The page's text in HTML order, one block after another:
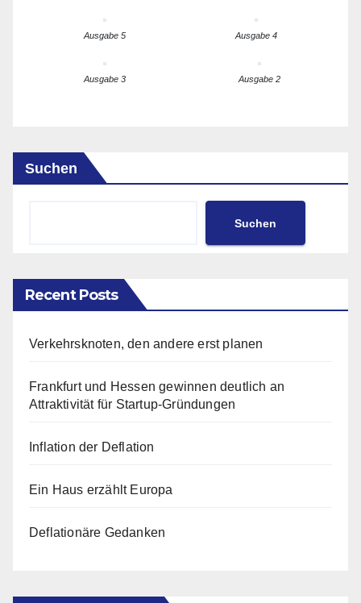
Ausgabe 5 Ausgabe 4
Ausgabe 3 Ausgabe 2
Suchen
Suchen
Recent Posts
Verkehrsknoten, den andere erst planen
Frankfurt und Hessen gewinnen deutlich an
Attraktivität für Startup-Gründungen
Inflation der Deflation
Ein Haus erzählt Europa
Deflationäre Gedanken